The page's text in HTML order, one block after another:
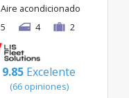
Aire acondicionado
5
4 2
9.85 Excelente
(66 opiniones)